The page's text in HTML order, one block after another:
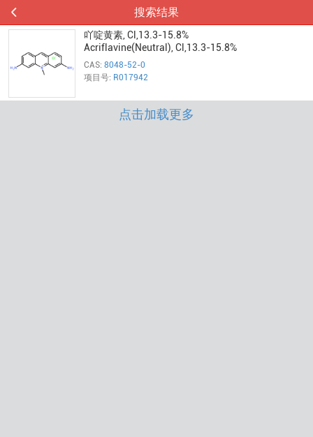
搜索结果
吖啶黄素, Cl,13.3-15.8%
Acriflavine(Neutral), Cl,13.3-15.8%
CAS: 8048-52-0
项目号: R017942
点击加载更多